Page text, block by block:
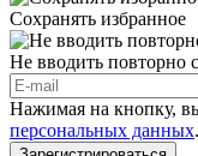
Сохранять избранное
Не вводить повторно
Нажимая на кнопку,
персональных данных.